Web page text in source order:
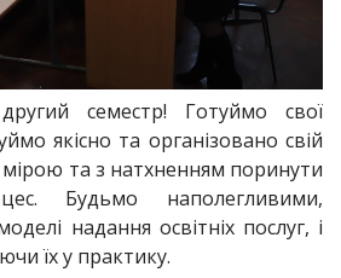
семестр! Готуймо свої
якісно та організовано свій
та з натхненням поринути
Будьмо наполегливими,
надання освітніх послуг, і
їх у практику.